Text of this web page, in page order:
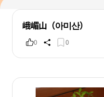
峨嵋山（아미산）
0 0